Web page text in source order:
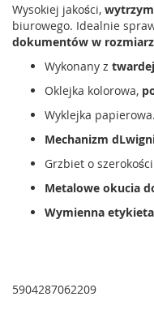
Wysokiej jakości,
biurowego. Idealnie
dokumentów w
Wykonany z
Oklejka kolorowa,
Wyklejka papierowa.
Mechanizm
Grzbiet o
Metalowe okucia
Wymienna etykieta
5904287062209